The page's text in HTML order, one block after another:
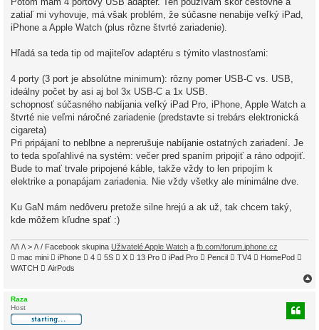
k
zatiaľ mi vyhovuje, má však problém, že súčasne nenabije veľký iPad,
iPhone a Apple Watch (plus rôzne štvrté zariadenie).
Hľadá sa teda tip od majiteľov adaptéru s týmito vlastnosťami:
4 porty (3 port je absolútne minimum): rôzny pomer USB-C vs. USB,
ideálny počet by asi aj bol 3x USB-C a 1x USB.
schopnosť súčasného nabíjania veľký iPad Pro, iPhone, Apple Watch a
štvrté nie veľmi náročné zariadenie (predstavte si trebárs elektronická
cigareta)
Pri pripájaní to neblbne a neprerušuje nabíjanie ostatných zariadení. Je
to teda spoľahlivé na systém: večer pred spaním pripojiť a ráno odpojiť.
Bude to mať trvale pripojené káble, takže vždy to len pripojím k
elektrike a ponapájam zariadenia. Nie vždy všetky ale minimálne dve.
Ku GaN mám nedôveru pretože silne hrejú a ak už, tak chcem taký,
kde môžem kľudne spať :)
/\/\ /\ > /\ / Facebook skupina Uživatelé Apple Watch a fb.com/forum.iphone.cz
 mac mini  iPhone  4  5S  X  13 Pro  iPad Pro  Pencil  TV4  HomePod 
WATCH  AirPods
Raza
Host